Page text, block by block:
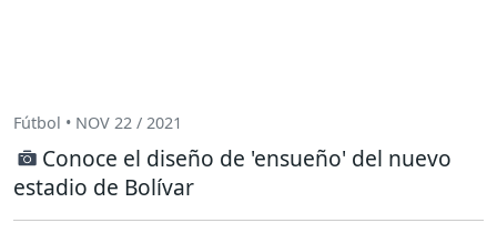
Fútbol • NOV 22 / 2021
Conoce el diseño de 'ensueño' del nuevo
estadio de Bolívar